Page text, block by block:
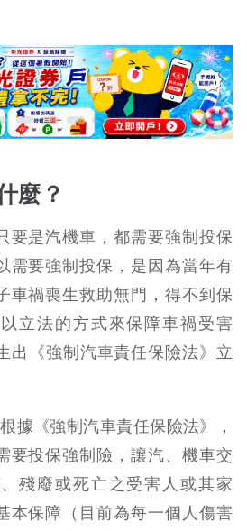
題
麼？
要是汽機車，都需要強制投保
需要強制投保，是因為當年有
車禍喪生救助無門，得不到保
立法的方式來保障車禍受害
出《強制汽車責任保險法》立
據《強制汽車責任保險法》，
要投保強制險，讓汽、機車交
殘廢或死亡之受害人或其家
本保障（目前為每一個人傷害